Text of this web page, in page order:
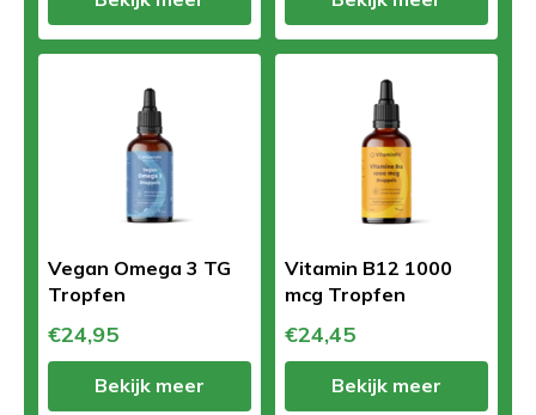
Vegan Omega 3 TG
Tropfen
€24,95
Bekijk meer
Vitamin B12 1000
mcg Tropfen
€24,45
Bekijk meer